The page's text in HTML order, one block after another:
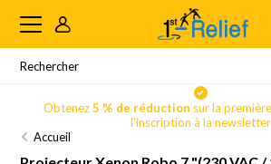
Obtenez5 % de réduction sur la
l'inscription à la
Accueil